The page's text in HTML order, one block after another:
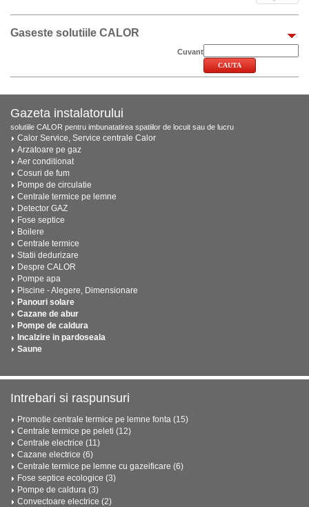
Gaseste solutiile CALOR
Cuvant
Gazeta instalatorului
solutiile CALOR pentru imbunatatirea spatiilor de locuit sau de lucru
Calor Service, Service centrale Calor
Arzatoare pe gaz
Aer conditionat
Cosuri de fum
Pompe de circulatie
Centrale termice pe lemne
Detector GAZ
Fose septice
Boilere
Centrale termice
Statii dedurizare
Despre CALOR
Pompe apa
Piscine - Alegere, Dimensionare
Panouri solare
Cazane de abur
Pompe de caldura
Incalzire in pardoseala
Saune
Intrebari si raspunsuri
Promotie centrale termice pe lemne fonta (15)
Centrale termice pe peleti (12)
Centrale electrice (11)
Cazane electrice (6)
Centrale termice pe lemne cu gazeificare (6)
Fose septice ecologice (3)
Pompe de caldura (3)
Convectoare electrice (2)